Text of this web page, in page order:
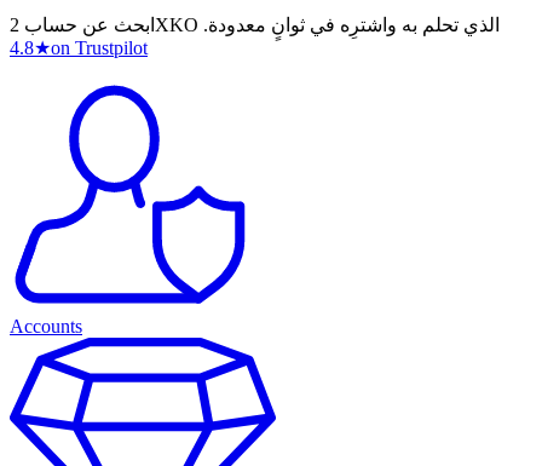
ابحث عن حساب 2XKO الذي تحلم به واشترِه في ثوانٍ معدودة.
4.8★on Trustpilot
Accounts